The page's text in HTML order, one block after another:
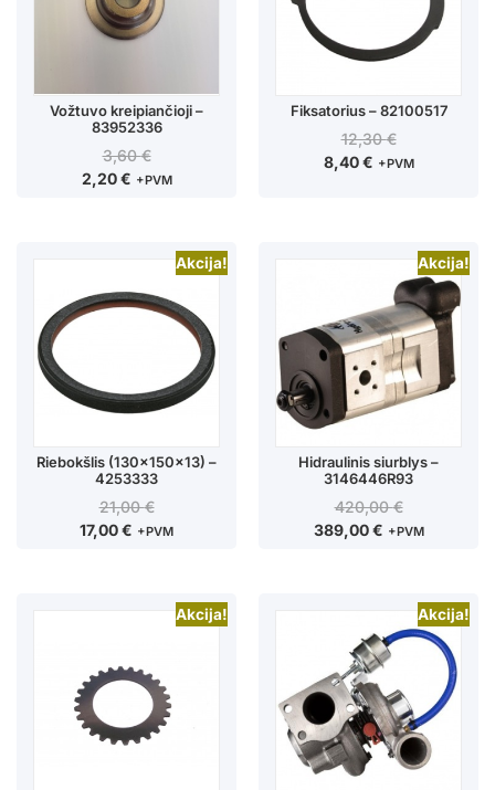
Vožtuvo kreipiančioji –
83952336
3,60€
2,20€ +PVM
Fiksatorius – 82100517
12,30€
8,40€ +PVM
Akcija!
Riebokšlis (130x150x13) –
4253333
21,00€
17,00€ +PVM
Akcija!
Hidraulinis siurblys –
3146446R93
420,00€
389,00€ +PVM
Akcija! Akcija!